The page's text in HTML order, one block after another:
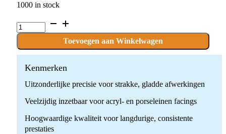
1000 in stock
C.79KFQ.104.040
x
boor
quantity
Toevoegen aan Winkelwagen
Kenmerken
Uitzonderlijke precisie voor strakke, gladde afwerkingen
Veelzijdig inzetbaar voor acryl- en porseleinen facings
Hoogwaardige kwaliteit voor langdurige, consistente
prestaties